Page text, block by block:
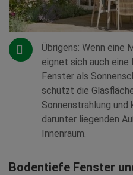
Übrigens: Wenn eine
eignet sich auch
Fenster als
schützt die
Sonnenstrahlung
darunter liegenden
Innenraum.
Bodentiefe Fenster